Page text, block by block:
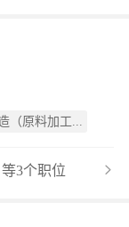
（原料加工...
等3个职位